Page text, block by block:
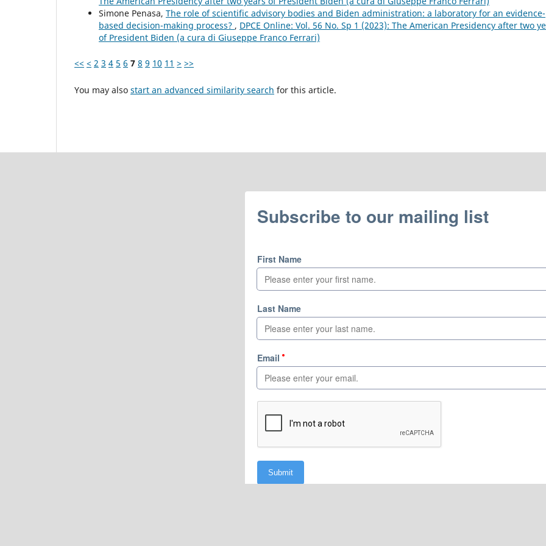
Simone Penasa, The role of scientific advisory bodies and Biden administration: a laboratory for an evidence-
based decision-making process? , DPCE Online: Vol. 56 No. Sp 1 (2023): The American Presidency after two
of President Biden (a cura di Giuseppe Franco Ferrari)
<< < 2 3 4 5 6 7 8 9 10 11 > >>
You may also start an advanced similarity search for this article.